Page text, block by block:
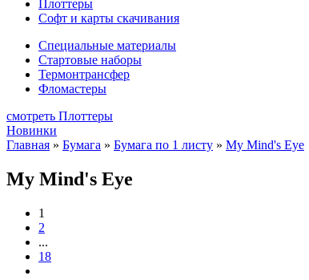
Плоттеры
Софт и карты скачивания
Специальные материалы
Стартовые наборы
Термонтрансфер
Фломастеры
смотреть Плоттеры
Новинки
Главная » Бумага » Бумага по 1 листу » My Mind's Eye
My Mind's Eye
1
2
...
18